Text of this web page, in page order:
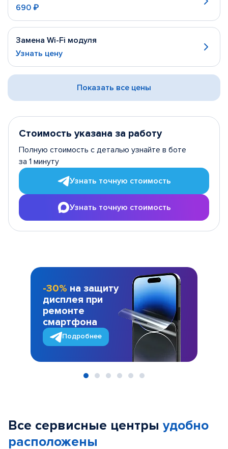
690 ₽
Замена Wi-Fi модуля
Узнать цену
Показать все цены
Стоимость указана за работу
Полную стоимость с деталью узнайте в боте
за 1 минуту
Узнать точную стоимость
Узнать точную стоимость
-30% на защиту
дисплея при
ремонте
смартфона
Подробнее
Все сервисные центры удобно
расположены